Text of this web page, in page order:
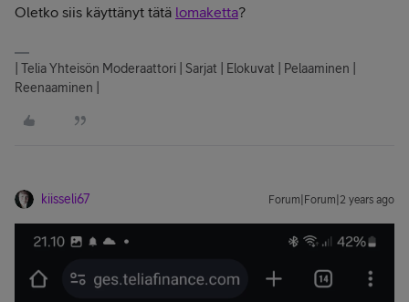
Oletko siis käyttänyt tätä lomaketta?
| Telia Yhteisön Moderaattori | Sarjat | Elokuvat | Pelaaminen |
Reenaaminen |
kiisseli67 Forum|Forum|2 years ago